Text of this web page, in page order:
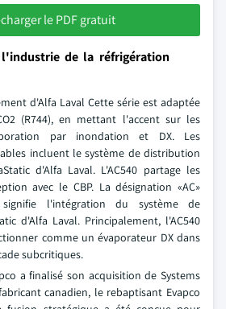
le PDF gratuit
de la réfrigération
d'Alfa Laval Cette série est adaptée
(R744), en mettant l'accent sur les
par inondation et DX. Les
incluent le système de distribution
d'Alfa Laval. L'AC540 partage les
avec le CBP. La désignation «AC»
l'intégration du système de
d'Alfa Laval. Principalement, l'AC540
comme un évaporateur DX dans
subcritiques.
a finalisé son acquisition de Systems
canadien, le rebaptisant Evapco